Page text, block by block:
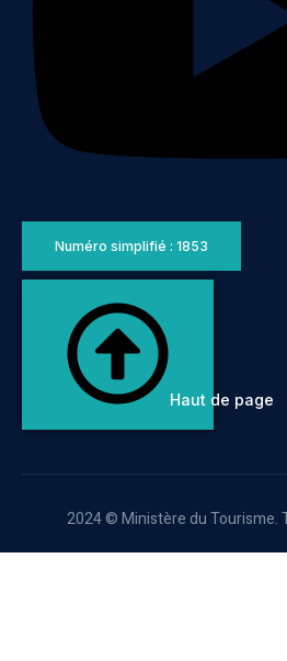
Numéro simplifié : 1853
Haut de page
2024 © Ministère du Tourisme.